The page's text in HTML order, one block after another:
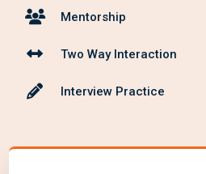
Mentorship
Two Way Interaction
Interview Practice